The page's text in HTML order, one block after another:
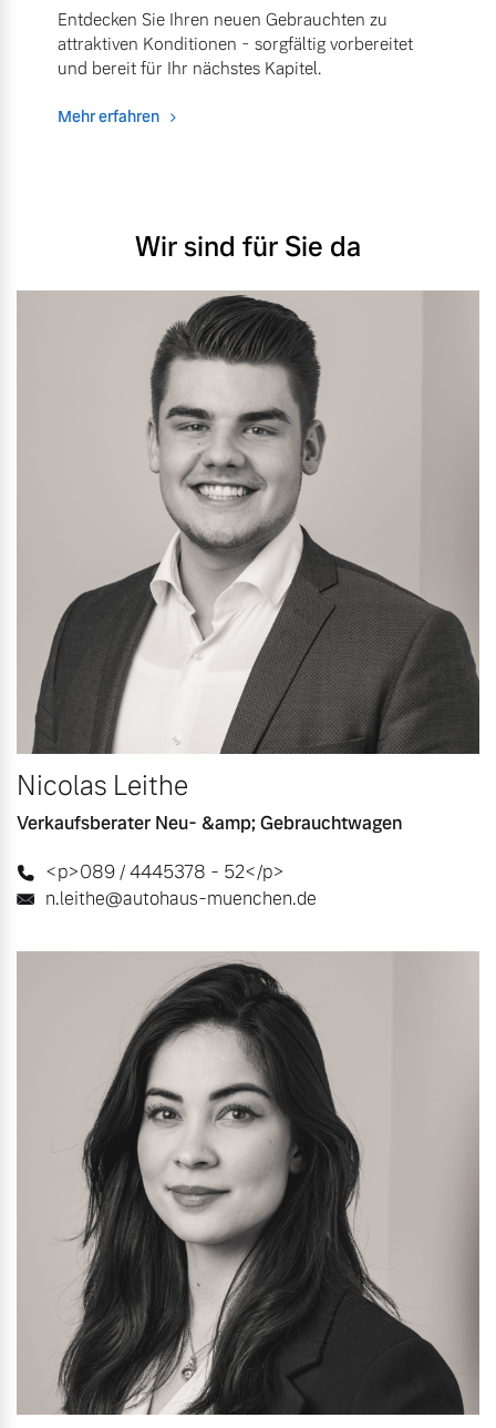
Entdecken Sie Ihren neuen Gebrauchten zu
attraktiven Konditionen - sorgfältig vorbereitet
und bereit für Ihr nächstes Kapitel.
Mehr erfahren
Wir sind für Sie da
Nicolas Leithe
Verkaufsberater Neu- &amp; Gebrauchtwagen
<p>089 / 4445378 - 52</p>
n.leithe@autohaus-muenchen.de